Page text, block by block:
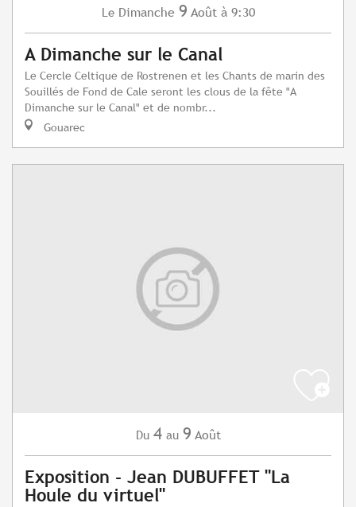
Le Dimanche 9 Août à 9:30
A Dimanche sur le Canal
Le Cercle Celtique de Rostrenen et les Chants de marin des
Souillés de Fond de Cale seront les clous de la fête "A
Dimanche sur le Canal" et de nombr...
Gouarec
Du 4 au 9 Août
Exposition - Jean DUBUFFET "La
Houle du virtuel"